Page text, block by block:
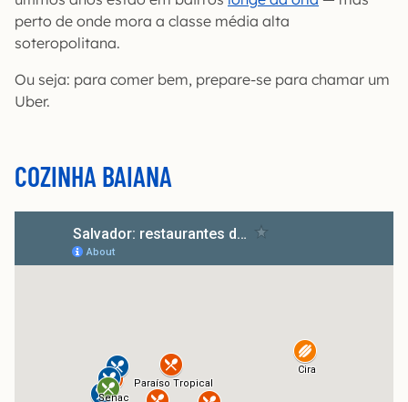
perto de onde mora a classe média alta
soteropolitana.
Ou seja: para comer bem, prepare-se para chamar um
Uber.
COZINHA BAIANA